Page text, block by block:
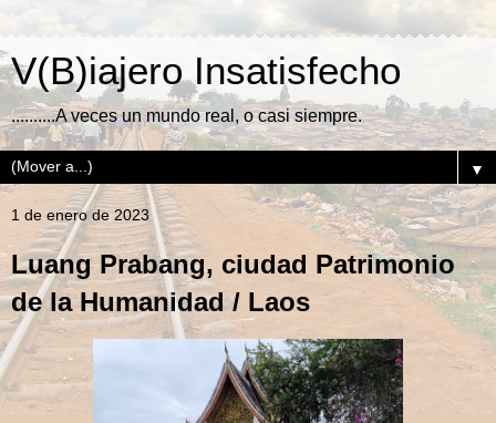
V(B)iajero Insatisfecho
..........A veces un mundo real, o casi siempre.
▼
1 de enero de 2023
Luang Prabang, ciudad Patrimonio
de la Humanidad / Laos